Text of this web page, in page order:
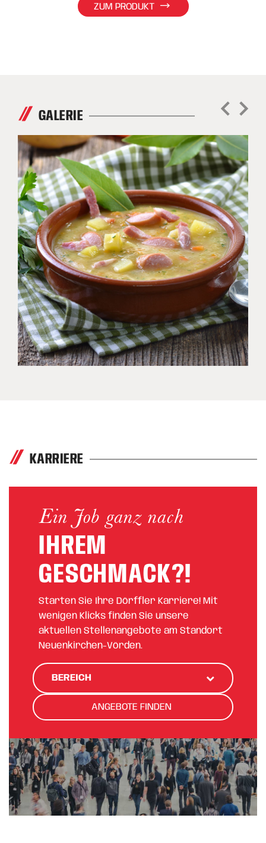
ZUM PRODUKT
GALERIE
KARRIERE
Ein Job ganz nach
IHREM
GESCHMACK?!
Starten Sie Ihre Dörffler Karriere! Mit
wenigen Klicks finden Sie unsere
aktuellen Stellenangebote am Standort
Neuenkirchen-Vörden.
BEREICH
ANGEBOTE FINDEN